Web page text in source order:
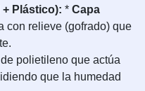
+ Plástico): * Capa
con relieve (gofrado) que
polietileno que actúa
que la humedad